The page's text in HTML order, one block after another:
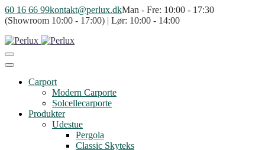
60 16 66 99kontakt@perlux.dkMan - Fre: 10:00 - 17:30
(Showroom 10:00 - 17:00) | Lør: 10:00 - 14:00
Carport
Modern Carporte
Solcellecarporte
Produkter
Udestue
Pergola
Classic Skyteks